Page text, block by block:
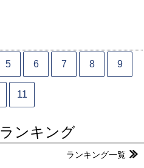
5 6 7 8 9
11
ンキング
ランキング一覧